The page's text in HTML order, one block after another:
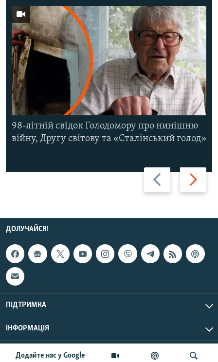
Додайте нас у Google
Назад Вперед
98-літній свідок Голодомору про нинішню
війну, Другу світову та «Сталінський голод»
ДОЛУЧАЙСЯ!
ПІДТРИМКА
ІНФОРМАЦІЯ
© Радіо Свобода, 2026 | Усі права застережено.
UTC+3